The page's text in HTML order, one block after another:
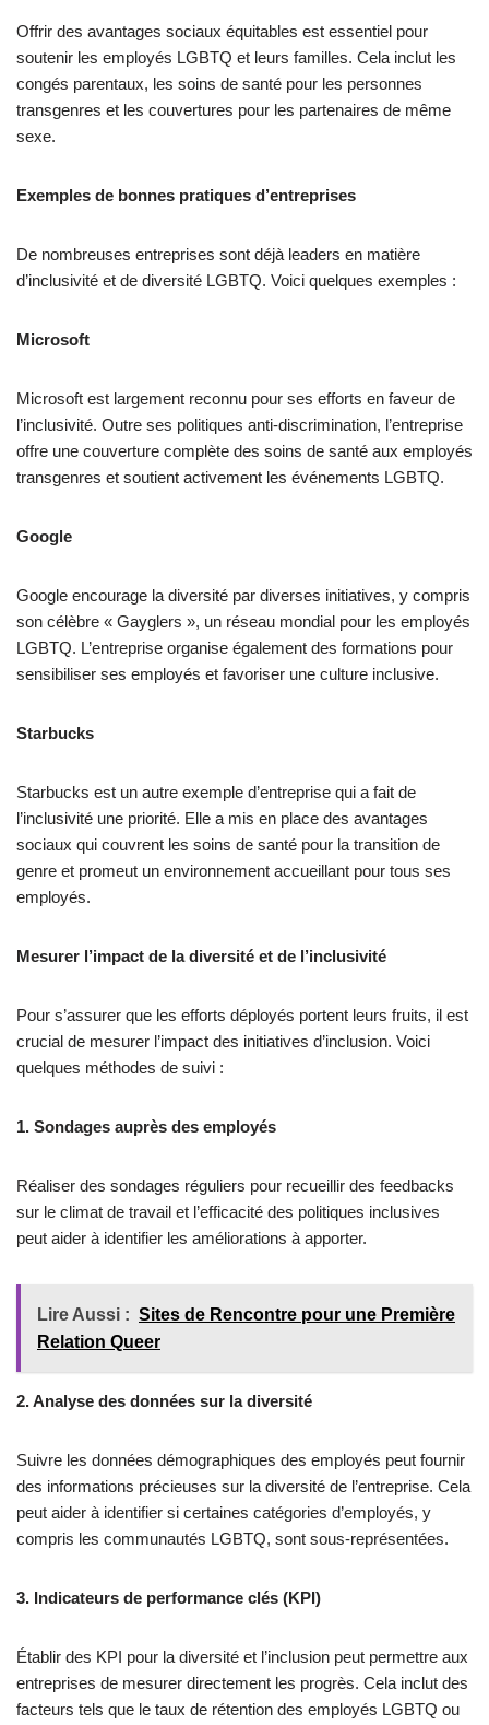
Offrir des avantages sociaux équitables est essentiel pour
soutenir les employés LGBTQ et leurs familles. Cela inclut les
congés parentaux, les soins de santé pour les personnes
transgenres et les couvertures pour les partenaires de même
sexe.
Exemples de bonnes pratiques d’entreprises
De nombreuses entreprises sont déjà leaders en matière
d’inclusivité et de diversité LGBTQ. Voici quelques exemples :
Microsoft
Microsoft est largement reconnu pour ses efforts en faveur de
l’inclusivité. Outre ses politiques anti-discrimination, l’entreprise
offre une couverture complète des soins de santé aux employés
transgenres et soutient activement les événements LGBTQ.
Google
Google encourage la diversité par diverses initiatives, y compris
son célèbre « Gayglers », un réseau mondial pour les employés
LGBTQ. L’entreprise organise également des formations pour
sensibiliser ses employés et favoriser une culture inclusive.
Starbucks
Starbucks est un autre exemple d’entreprise qui a fait de
l’inclusivité une priorité. Elle a mis en place des avantages
sociaux qui couvrent les soins de santé pour la transition de
genre et promeut un environnement accueillant pour tous ses
employés.
Mesurer l’impact de la diversité et de l’inclusivité
Pour s’assurer que les efforts déployés portent leurs fruits, il est
crucial de mesurer l’impact des initiatives d’inclusion. Voici
quelques méthodes de suivi :
1. Sondages auprès des employés
Réaliser des sondages réguliers pour recueillir des feedbacks
sur le climat de travail et l’efficacité des politiques inclusives
peut aider à identifier les améliorations à apporter.
Lire Aussi : Sites de Rencontre pour une Première
Relation Queer
2. Analyse des données sur la diversité
Suivre les données démographiques des employés peut fournir
des informations précieuses sur la diversité de l’entreprise. Cela
peut aider à identifier si certaines catégories d’employés, y
compris les communautés LGBTQ, sont sous-représentées.
3. Indicateurs de performance clés (KPI)
Établir des KPI pour la diversité et l’inclusion peut permettre aux
entreprises de mesurer directement les progrès. Cela inclut des
facteurs tels que le taux de rétention des employés LGBTQ ou